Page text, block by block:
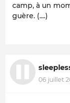
camp, à un
guère. (....)
06 juillet